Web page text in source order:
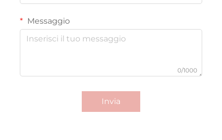
Messaggio
0/1000
Invia